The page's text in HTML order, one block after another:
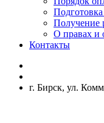
Подготовка
Получение
О правах и
Контакты
г. Бирск, ул.